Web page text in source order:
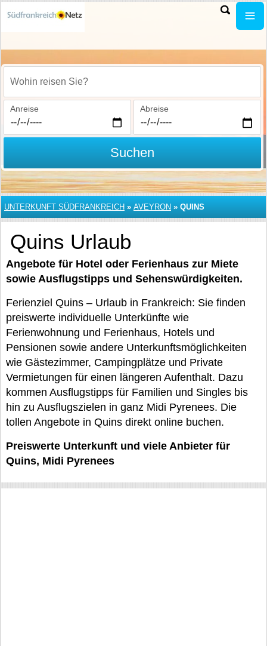
Wohin reisen Sie?
Anreise Abreise
Suchen
UNTERKUNFT SÜDFRANKREICH » AVEYRON » QUINS
Quins Urlaub
Angebote für Hotel oder Ferienhaus zur Miete
sowie Ausflugstipps und Sehenswürdigkeiten.
Ferienziel Quins – Urlaub in Frankreich: Sie finden
preiswerte individuelle Unterkünfte wie
Ferienwohnung und Ferienhaus, Hotels und
Pensionen sowie andere Unterkunftsmöglichkeiten
wie Gästezimmer, Campingplätze und Private
Vermietungen für einen längeren Aufenthalt. Dazu
kommen Ausflugstipps für Familien und Singles bis
hin zu Ausflugszielen in ganz Midi Pyrenees. Die
tollen Angebote in Quins direkt online buchen.
Preiswerte Unterkunft und viele Anbieter für
Quins, Midi Pyrenees